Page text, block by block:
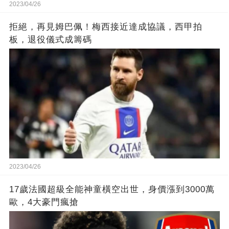
2023/04/26
拒絕，再見姆巴佩！梅西接近達成協議，西甲拍
板，退役儀式成籌碼
2023/04/26
17歲法國超級全能神童橫空出世，身價漲到3000萬
歐，4大豪門瘋搶